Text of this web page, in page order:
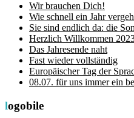
Wir brauchen Dich!
Wie schnell ein Jahr
Sie sind endlich da: die
Herzlich Willkommen
Das Jahresende naht
Fast wieder vollständig
Europäischer Tag der
08.07. für uns immer ein
logobile